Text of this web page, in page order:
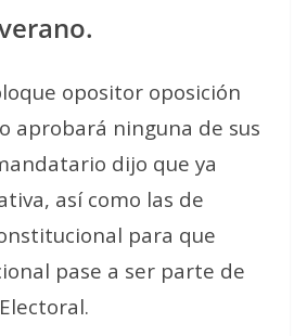
opositor oposición
aprobará ninguna de sus
dijo que ya
así como las de
para que
pase a ser parte de